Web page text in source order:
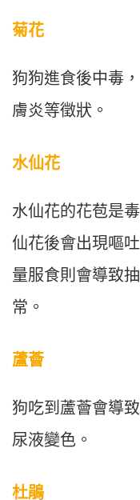
菊花
狗狗進食後中毒
膚炎等徵狀。
水仙花
水仙花的花苞是
仙花後會出現嘔
量服食則會導致
常。
蘆薈
狗吃到蘆薈會導
尿液變色。
杜鵑